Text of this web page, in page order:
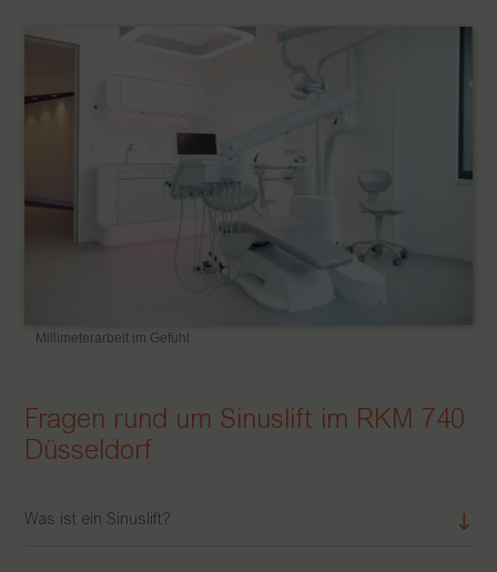
Millimeterarbeit im Gefühl
Fragen rund um Sinuslift im RKM 740
Düsseldorf
Was ist ein Sinuslift?